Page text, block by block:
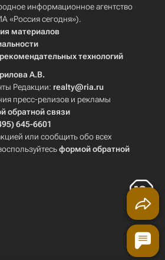
информационное агентство
«Россия сегодня»).
материалов
технологий
А.В.
Редакции: realty@ria.ru
пресс-релизов и рекламы
обратной связи
645-6601
или сообщить обо всех
формой обратной